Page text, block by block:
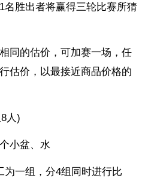
名胜出者将赢得三轮比赛所猜
同的估价，可加赛一场，任
估价，以最接近商品价格的
人)
小盆、水
为一组，分4组同时进行比